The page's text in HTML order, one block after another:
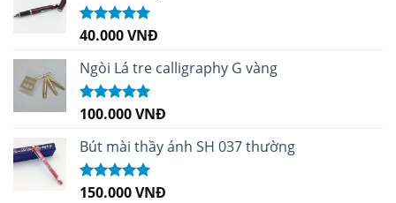
Được xếp
sao
40.000VNĐ
Ngòi Lá tre calligraphy G vàng
Được xếp
sao
100.000VNĐ
Bút mài thầy ánh SH 037 thường
Được xếp
150.000VNĐ